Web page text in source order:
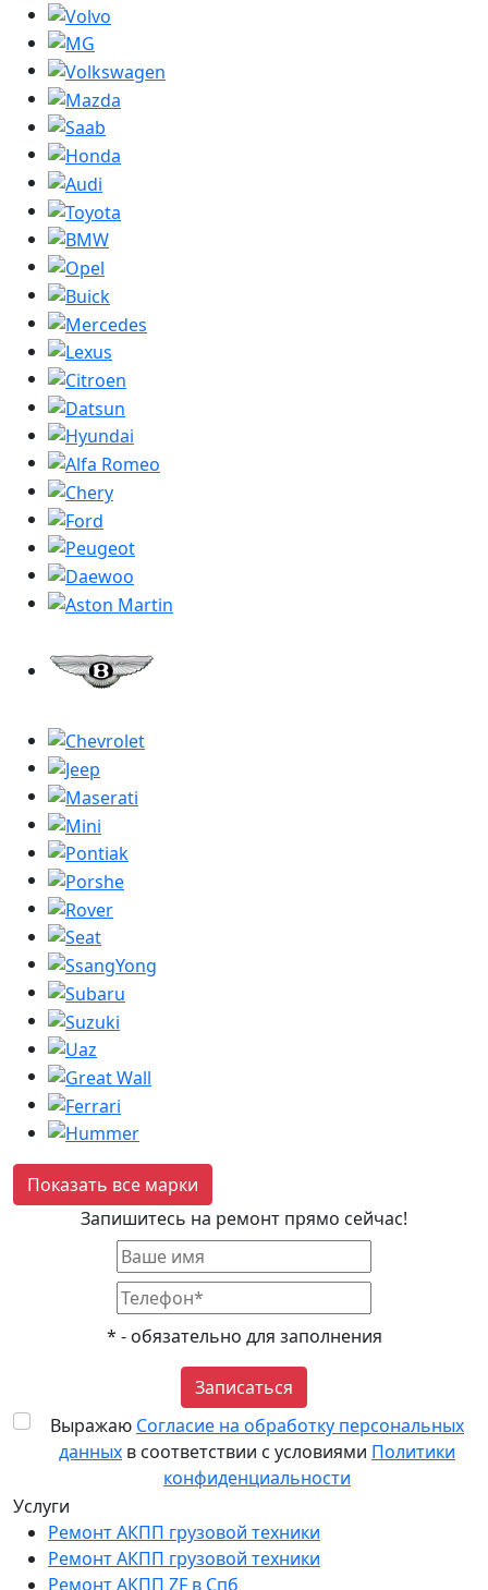
Услуги
Ремонт АКПП грузовой техники
Ремонт АКПП грузовой техники
Ремонт АКПП ZF в Спб
Показать все марки
Запишитесь на ремонт прямо сейчас!
* - обязательно для заполнения
Записаться
Выражаю Согласие на обработку персональных
данных в соответствии с условиями Политики
конфиденциальности